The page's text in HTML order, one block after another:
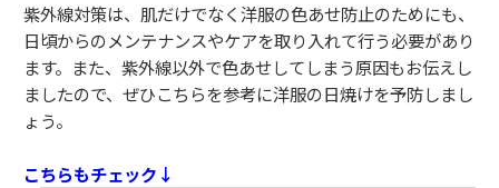
紫外線対策は、肌だけでなく洋服の色あせ防止のためにも、
日頃からのメンテナンスやケアを取り入れて行う必要があり
ます。 また、紫外線以外で色あせしてしまう原因もお伝えし
ましたので、ぜひこちらを参考に洋服の日焼けを予防しまし
ょう。
こちらもチェック↓